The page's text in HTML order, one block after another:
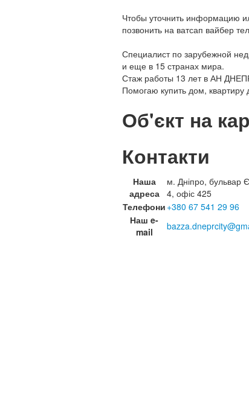
Чтобы уточнить информацию
позвонить на ватсап вайбер
Специалист по зарубежной
и еще в 15 странах мира.
Стаж работы 13 лет в АН
Помогаю купить дом,
Об'єкт на
Контакти
Наша
адреса
м. Дніпро, бульвар
4, офіс 425
Телефони +380 67 541 29 96
Наш e-
mail